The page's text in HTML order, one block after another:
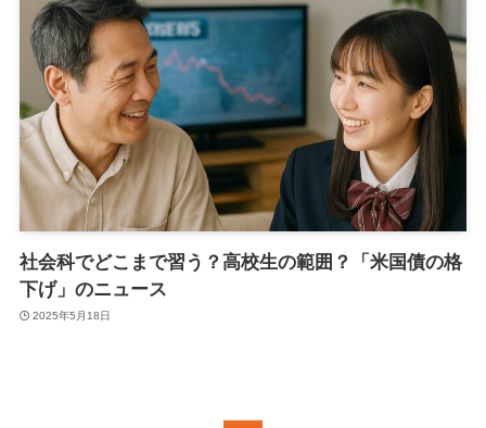
社会科でどこまで習う？高校生の範囲？「米国債の格
下げ」のニュース
2025年5月18日